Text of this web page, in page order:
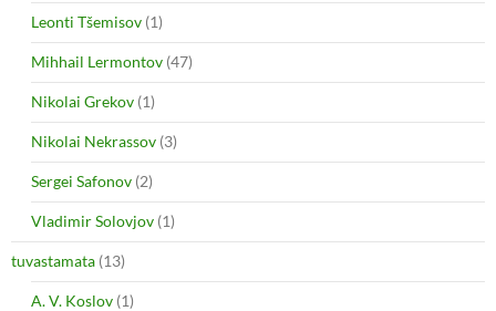
Leonti Tšemisov (1)
Mihhail Lermontov (47)
Nikolai Grekov (1)
Nikolai Nekrassov (3)
Sergei Safonov (2)
Vladimir Solovjov (1)
tuvastamata (13)
A. V. Koslov (1)